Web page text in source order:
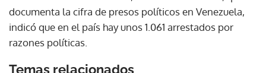
documenta la cifra de presos políticos en Venezuela,
indicó que en el país hay unos 1.061 arrestados por
razones políticas.
Temas relacionados